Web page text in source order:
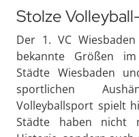
Stolze
Der 1. VC
bekannte Größen
Städte Wiesbaden
sportlichen
Volleyballsport spielt
Städte haben nicht